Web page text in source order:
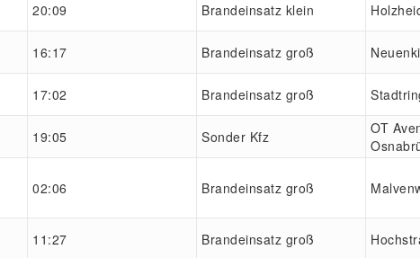
20:09 Brandeinsatz klein
16:17 Brandeinsatz groß
17:02 Brandeinsatz groß
19:05 Sonder Kfz
OT
02:06 Brandeinsatz groß
11:27 Brandeinsatz groß